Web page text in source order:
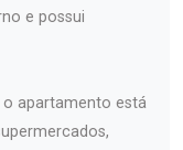
e possui
o apartamento está